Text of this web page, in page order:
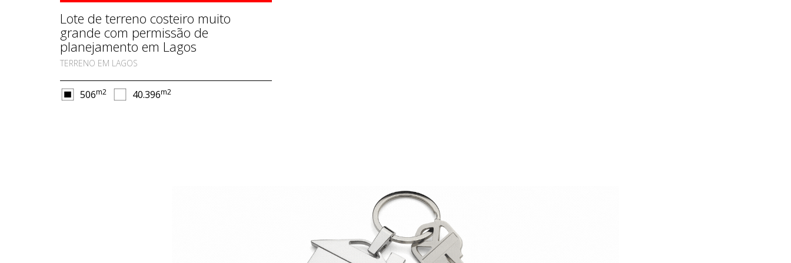
Lote de terreno costeiro muito
grande com permissão de
planejamento em Lagos
TERRENO EM LAGOS
506m2 40.396m2